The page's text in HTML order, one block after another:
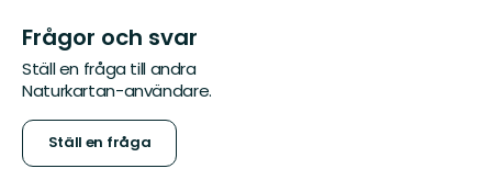
Frågor och svar
Ställ en fråga till andra
Naturkartan-användare.
Ställ en fråga